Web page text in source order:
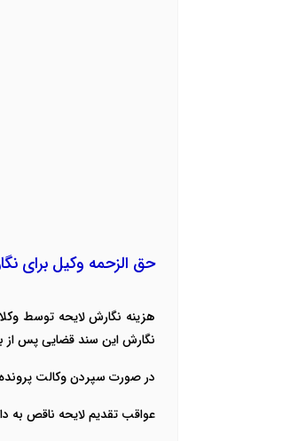
حق الزحمه وکیل برای
هزینه نگارش لایحه توسط
نگارش این سند قضایی پس از
در صورت سپردن وکالت
عواقب تقدیم لایحه ناقص به